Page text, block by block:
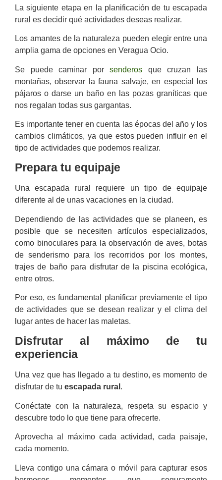
La siguiente etapa en la planificación de tu escapada
rural es decidir qué actividades deseas realizar.
Los amantes de la naturaleza pueden elegir entre una
amplia gama de opciones en Veragua Ocio.
Se puede caminar porsenderos que cruzan las
montañas, observar la fauna salvaje, en especial los
pájaros o darse un baño en las pozas graníticas que
nos regalan todas sus gargantas.
Es importante tener en cuenta las épocas del año y los
cambios climáticos, ya que estos pueden influir en el
tipo de actividades que podemos realizar.
Prepara tu equipaje
Una escapada rural requiere un tipo de equipaje
diferente al de unas vacaciones en la ciudad.
Dependiendo de las actividades que se planeen, es
posible que se necesiten artículos especializados,
como binoculares para la observación de aves, botas
de senderismo para los recorridos por los montes,
trajes de baño para disfrutar de la piscina ecológica,
entre otros.
Por eso, es fundamental planificar previamente el tipo
de actividades que se desean realizar y el clima del
lugar antes de hacer las maletas.
Disfrutar al máximo de tu
experiencia
Una vez que has llegado a tu destino, es momento de
disfrutar de tu escapada rural .
Conéctate con la naturaleza, respeta su espacio y
descubre todo lo que tiene para ofrecerte.
Aprovecha al máximo cada actividad, cada paisaje,
cada momento.
Lleva contigo una cámara o móvil para capturar esos